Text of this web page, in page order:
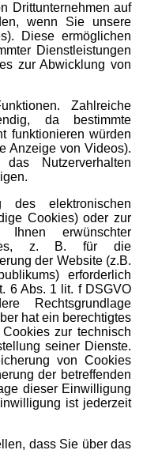
Drittunternehmen auf
wenn Sie unsere
Diese ermöglichen
Dienstleistungen
zur Abwicklung von
Zahlreiche
da bestimmte
funktionieren würden
Anzeige von Videos).
Nutzerverhalten
des elektronischen
Cookies) oder zur
Ihnen erwünschter
z. B. für die
der Website (z.B.
erforderlich
6 Abs. 1 lit. f DSGVO
Rechtsgrundlage
hat ein berechtigtes
zur technisch
seiner Dienste.
von Cookies
der betreffenden
dieser Einwilligung
ist jederzeit
dass Sie über das